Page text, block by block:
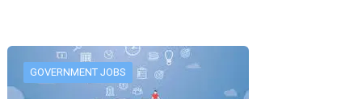
GOVERNMENT JOBS